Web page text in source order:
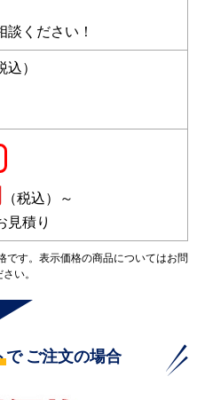
ください！
）
（税込）～
見積り
です。表示価格の商品についてはお問
い。
で ご注文の場合